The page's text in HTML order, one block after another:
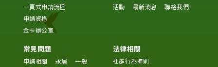
一頁式申請流程
申請資格
金卡辦公室
活動 最新消息 聯絡我們
常見問題
申請相關 永居 一般
法律相關
社群行為準則